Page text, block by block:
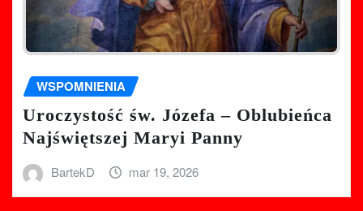
WSPOMNIENIA
Uroczystość św. Józefa – Oblubieńca
Najświętszej Maryi Panny
BartekD mar 19, 2026